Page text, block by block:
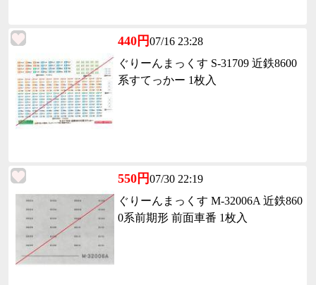
440円07/16 23:28
ぐりーんまっくす S-31709 近鉄8600
系すてっかー 1枚入
550円07/30 22:19
ぐりーんまっくす M-32006A 近鉄860
0系前期形 前面車番 1枚入